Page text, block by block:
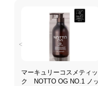
<
マーキュリーコスメティッ
ク NOTTO OG NO.1 ノッ